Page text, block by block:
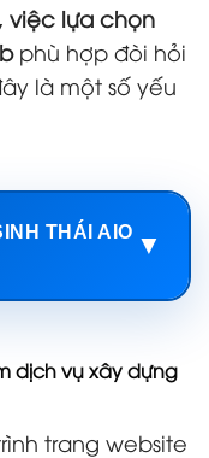
việc lựa chọn
phù hợp đòi hỏi
là một số yếu
THÁI AIO ▼
dịch vụ xây dựng
trang website